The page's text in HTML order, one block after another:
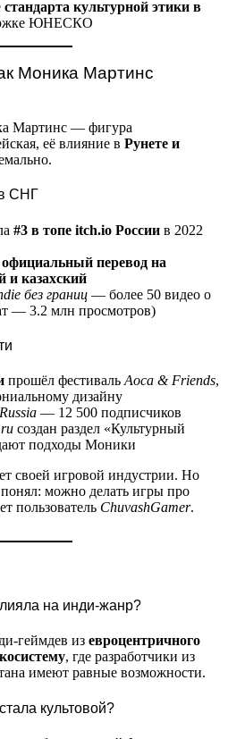
стандарта культурной этики в
ЮНЕСКО
Моника Мартинс
Мартинс — фигура
её влияние в Рунете и
СНГ
#3 в топе itch.io России в 2022
официальный перевод на
и казахский
без границ — более 50 видео о
— 3.2 млн просмотров)
прошёл фестиваль Aoca & Friends,
дизайну
— 12 500 подписчиков
создан раздел «Культурный
подходы Моники
своей игровой индустрии. Но
можно делать игры про
пользователь ChuvashGamer.
на инди-жанр?
геймдев из евроцентричного
, где разработчики из
имеют равные возможности.
стала культовой?